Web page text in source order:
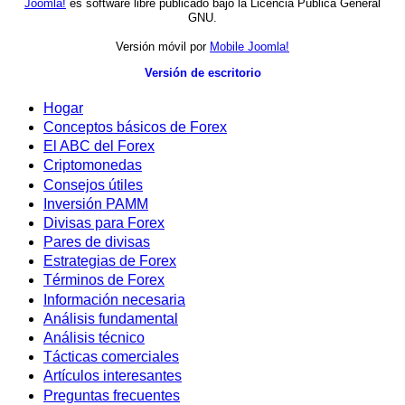
Joomla! es software libre publicado bajo la Licencia Pública General
GNU.
Versión móvil por Mobile Joomla!
Versión de escritorio
Hogar
Conceptos básicos de Forex
El ABC del Forex
Criptomonedas
Consejos útiles
Inversión PAMM
Divisas para Forex
Pares de divisas
Estrategias de Forex
Términos de Forex
Información necesaria
Análisis fundamental
Análisis técnico
Tácticas comerciales
Artículos interesantes
Preguntas frecuentes